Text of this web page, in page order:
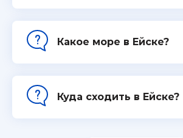
Какое море в Ейске?
Куда сходить в Ейске?